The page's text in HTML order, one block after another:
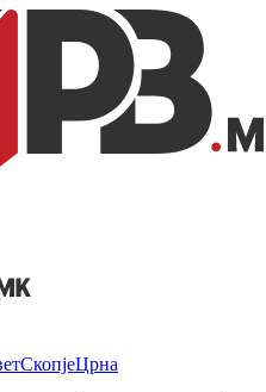
СкопјеЦрна